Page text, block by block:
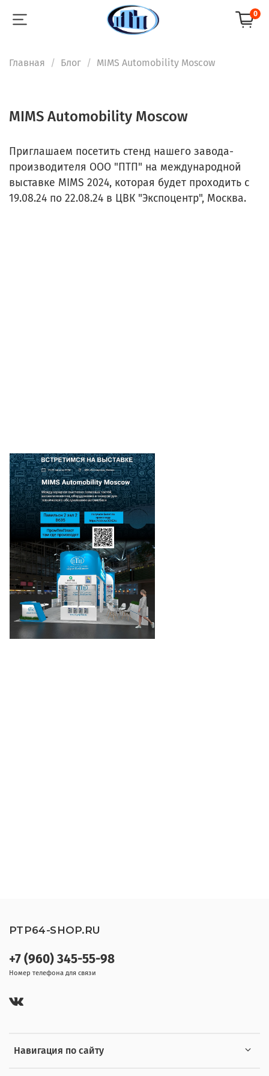
0
Главная Блог MIMS Automobility Moscow
MIMS Automobility Moscow
Приглашаем посетить стенд нашего завода-
производителя ООО "ПТП" на международной
выставке MIMS 2024, которая будет проходить с
19.08.24 по 22.08.24 в ЦВК "Экспоцентр", Москва.
Навигация по сайту
+7 (960) 345-55-98
Номер телефона для связи
PTP64-SHOP.RU